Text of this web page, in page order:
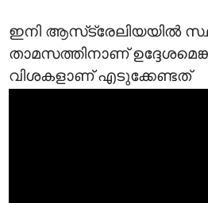
ഇനി ആസ്‌ട്രേലിയയിൽ
താമസത്തിനാണ്
വിശകളാണ് എടുക്കേണ്ടത്